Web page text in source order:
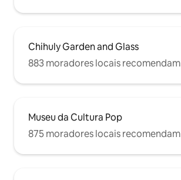
Chihuly Garden and Glass
883 moradores locais recomendam
Museu da Cultura Pop
875 moradores locais recomendam